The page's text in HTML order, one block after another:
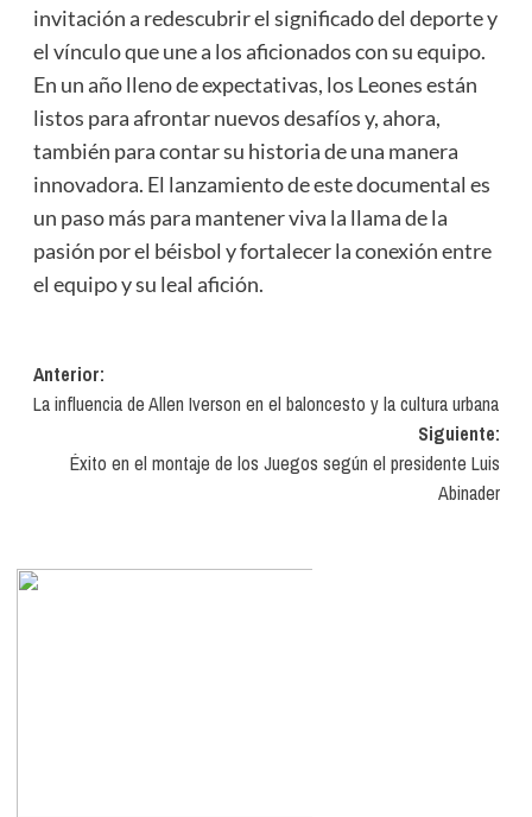
invitación a redescubrir el significado del deporte y
el vínculo que une a los aficionados con su equipo.
En un año lleno de expectativas, los Leones están
listos para afrontar nuevos desafíos y, ahora,
también para contar su historia de una manera
innovadora. El lanzamiento de este documental es
un paso más para mantener viva la llama de la
pasión por el béisbol y fortalecer la conexión entre
el equipo y su leal afición.
Navegación
de
entradas
Anterior:
La influencia de Allen Iverson en el baloncesto y la cultura urbana
Siguiente:
Éxito en el montaje de los Juegos según el presidente Luis
Abinader